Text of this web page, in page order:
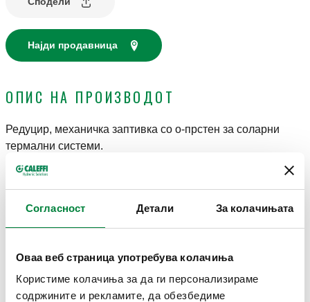
Согласност Детали За колачињата
Оваа веб страница употребува колачиња
Користиме колачиња за да ги персонализираме
содржините и рекламите, да обезбедиме
Најди продавница
ОПИС НА ПРОИЗВОДОТ
Редуцир, механичка заптивка со о-прстен за соларни
термални системи.
ТЕХНИЧКИ ПОДАТОЦИ
Среден температурен опсег:-30–160 °C